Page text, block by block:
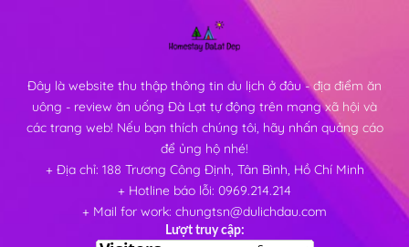
Đây là website thu thập thông tin du lịch ở đâu - địa điểm ăn
uông - review ăn uống Đà Lạt tự động trên mạng xã hội và
các trang web! Nếu bạn thích chúng tôi, hãy nhấn quảng cáo
để ủng hộ nhé!
+ Địa chỉ: 188 Trương Công Định, Tân Bình, Hồ Chí Minh
+ Hotline báo lỗi: 0969.214.214
+ Mail for work: chungtsn@dulichdau.com
Lượt truy cập: